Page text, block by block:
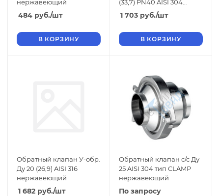
нержавеющий
484 руб./шт
В КОРЗИНУ
(33,7) PN40 AISI 304
нержавеющий
1 703 руб./шт
В КОРЗИНУ
Обратный клапан У-обр.
Ду 20 (26,9) AISI 316
нержавеющий
1 682 руб./шт
Обратный клапан с/с Ду
25 AISI 304 тип CLAMP
нержавеющий
По запросу